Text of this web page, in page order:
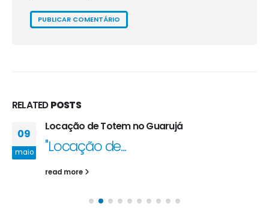
RELATEDPOSTS
09
maio
Locação de Totem no Guarujá
"Locação de...
read more